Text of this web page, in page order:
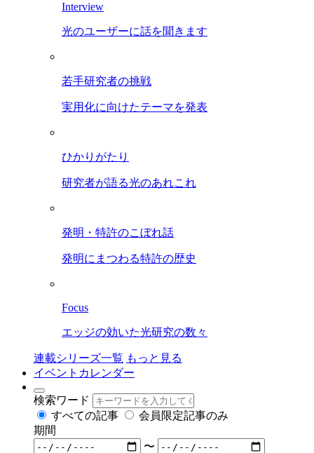
Interview
光のユーザーに話を聞きます
若手研究者の挑戦
実用化に向けたテーマを発表
ひかりがたり
研究者が語る光のあれこれ
発明・特許のこぼれ話
発明にまつわる特許の歴史
Focus
エッジの効いた光研究の数々
連載シリーズ一覧 もっと見る
イベントカレンダー
検索ワード
すべての記事
会員限定記事のみ
期間
〜